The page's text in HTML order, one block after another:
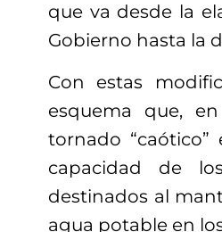
que va desde la
Gobierno hasta la
Con estas
esquema que,
tornado
capacidad de
destinados al
agua potable en